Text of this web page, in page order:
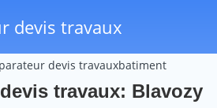
devis travaux
devis travauxbatiment
travaux: Blavozy